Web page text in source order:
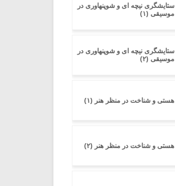
ستایشگری نیچه ای و شوپنهاوری در
موسیقی (۱)
ستایشگری نیچه ای و شوپنهاوری در
موسیقی (۲)
هستی و شناخت در منظر هنر (۱)
هستی و شناخت در منظر هنر (۲)